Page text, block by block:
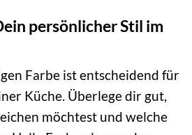
persönlicher Stil im
Farbe ist entscheidend für
Küche. Überlege dir gut,
möchtest und welche